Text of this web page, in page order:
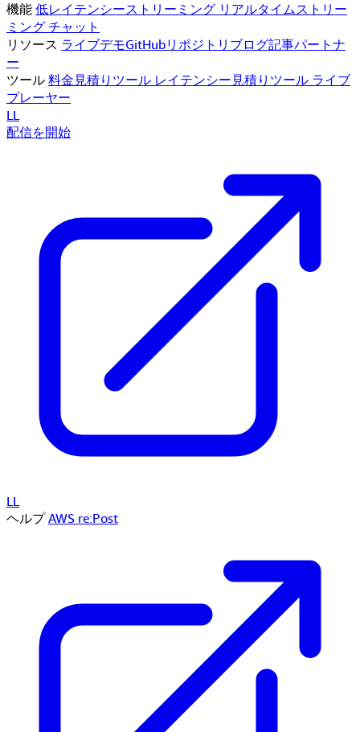
機能低レイテンシーストリーミング リアルタイムストリー
ミングチャット
リソース ライブデモGitHubリポジトリ ブログ記事パートナ
ー
ツール料金見積りツール レイテンシー見積りツール ライブ
プレーヤー
LL
配信を開始
LL
ヘルプAWS re:Post